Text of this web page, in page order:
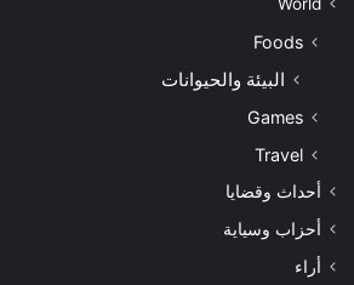
Foods
البيئة والحيوانات
Games
Travel
أحداث وقضايا
أحزاب وسياية
أراء